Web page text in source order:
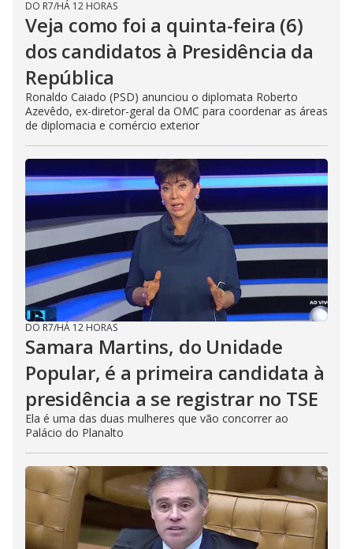
DO R7/HÁ 12 HORAS
Veja como foi a quinta-feira (6)
dos candidatos à Presidência da
República
Ronaldo Caiado (PSD) anunciou o diplomata Roberto
Azevêdo, ex-diretor-geral da OMC para coordenar as áreas
de diplomacia e comércio exterior
DO R7/HÁ 12 HORAS
Samara Martins, do Unidade
Popular, é a primeira candidata à
presidência a se registrar no TSE
Ela é uma das duas mulheres que vão concorrer ao
Palácio do Planalto